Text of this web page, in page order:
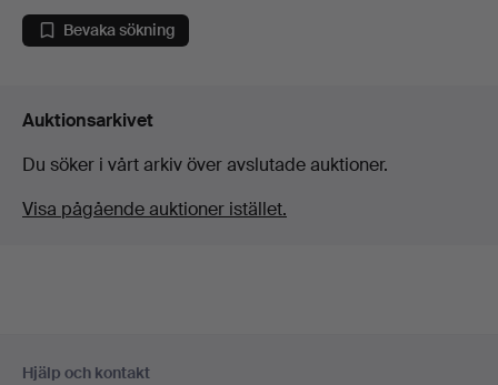
Bevaka sökning
Auktionsarkivet
Du söker i vårt arkiv över avslutade auktioner.
Visa pågående auktioner istället.
Hjälp och kontakt